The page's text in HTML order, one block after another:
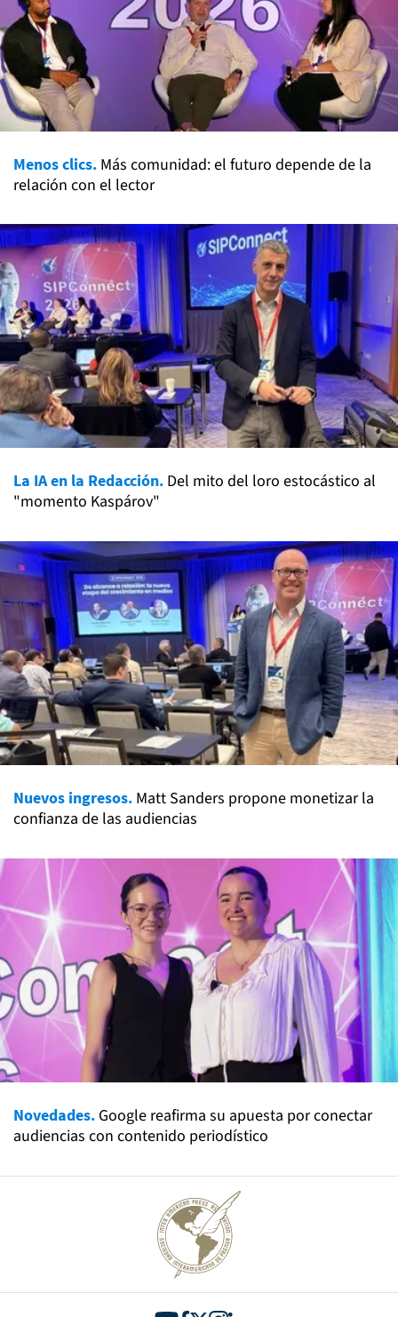
Menos clics. Más comunidad: el futuro depende de la
relación con el lector
La IA en la Redacción. Del mito del loro estocástico al
"momento Kaspárov"
Nuevos ingresos. Matt Sanders propone monetizar la
confianza de las audiencias
Novedades. Google reafirma su apuesta por conectar
audiencias con contenido periodístico